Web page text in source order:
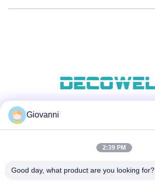
দ্রুত যোগাযোগ
Giovanni
2:39 PM
Good day, what product are you looking for?